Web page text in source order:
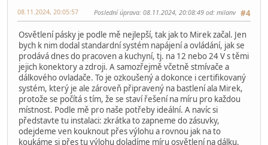
#4
08.11.2024, 20:05:57 Poslední úprava: 08.11.2024, 20:08:49 od: milanv
Osvětlení pásky je podle mě nejlepší, tak jak to Mirek začal. Jen
bych k nim dodal standardní systém napájení a ovládání, jak se
prodává dnes do pracoven a kuchyní, tj. na 12 nebo 24 V s těmi
jejich konektory a zdroji. A samozřejmě včetně stmívače a
dálkového ovladače. To je ozkoušený a dokonce i certifikovaný
systém, který je ale zároveň připravený na bastlení ala Mirek,
protože se počítá s tím, že se staví řešení na míru pro každou
místnost. Podle mě pro naše potřeby ideální. A navíc si
představte tu instalaci: zkrátka to zapneme do zásuvky,
odejdeme ven kouknout přes výlohu a rovnou jak na to
koukáme si přes tu výlohu doladíme míru osvětlení na dálku.